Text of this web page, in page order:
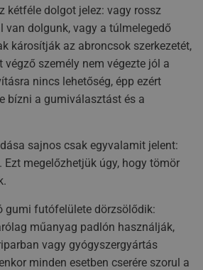
kétféle dolgot jelez: vagy rossz
van dolgunk, vagy a túlmelegedő
károsítják az abroncsok szerkezetét,
végző személy nem végezte jól a
nincs lehetőség, épp ezért
bízni a gumiválasztást és a
sajnos csak egyvalamit jelent:
megelőzhetjük úgy, hogy tömör
gumi futófelülete dörzsölődik:
műanyag padlón használják,
vagy gyógyszergyártás
minden esetben cserére szorul a